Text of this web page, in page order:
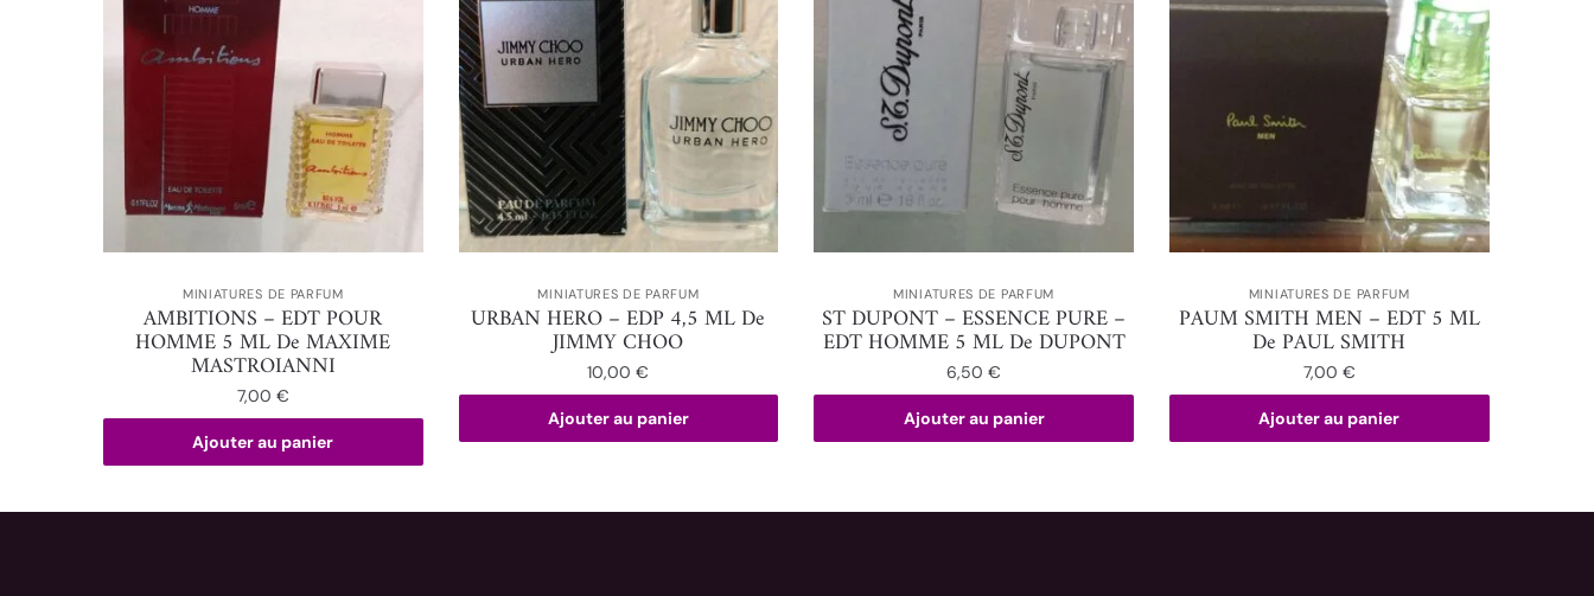
MINIATURES DE PARFUM
AMBITIONS – EDT POUR
HOMME 5 ML De MAXIME
MASTROIANNI
7,00 €
Ajouter au panier
MINIATURES DE PARFUM
URBAN HERO – EDP 4,5 ML De
JIMMY CHOO
10,00€
Ajouter au panier
MINIATURES DE PARFUM
ST DUPONT – ESSENCE PURE –
EDT HOMME 5 ML De DUPONT
6,50€
Ajouter au panier
MINIATURES DE PARFUM
PAUM SMITH MEN – EDT 5 ML
De PAUL SMITH
7,00 €
Ajouter au panier